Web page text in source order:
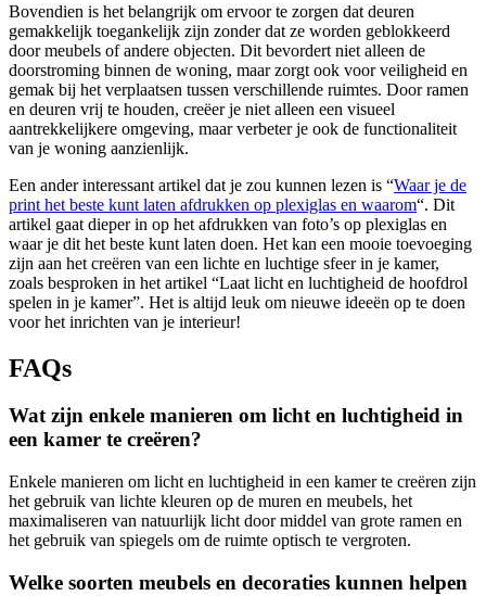
Bovendien is het belangrijk om ervoor te zorgen dat deuren
gemakkelijk toegankelijk zijn zonder dat ze worden geblokkeerd
door meubels of andere objecten. Dit bevordert niet alleen de
doorstroming binnen de woning, maar zorgt ook voor veiligheid en
gemak bij het verplaatsen tussen verschillende ruimtes. Door ramen
en deuren vrij te houden, creëer je niet alleen een visueel
aantrekkelijkere omgeving, maar verbeter je ook de functionaliteit
van je woning aanzienlijk.
Een ander interessant artikel dat je zou kunnen lezen is “Waar je de
print het beste kunt laten afdrukken op plexiglas en waarom“. Dit
artikel gaat dieper in op het afdrukken van foto’s op plexiglas en
waar je dit het beste kunt laten doen. Het kan een mooie toevoeging
zijn aan het creëren van een lichte en luchtige sfeer in je kamer,
zoals besproken in het artikel “Laat licht en luchtigheid de hoofdrol
spelen in je kamer”. Het is altijd leuk om nieuwe ideeën op te doen
voor het inrichten van je interieur!
FAQs
Wat zijn enkele manieren om licht en luchtigheid in
een kamer te creëren?
Enkele manieren om licht en luchtigheid in een kamer te creëren zijn
het gebruik van lichte kleuren op de muren en meubels, het
maximaliseren van natuurlijk licht door middel van grote ramen en
het gebruik van spiegels om de ruimte optisch te vergroten.
Welke soorten meubels en decoraties kunnen helpen